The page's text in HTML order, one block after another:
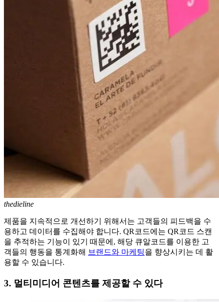
thedieline
제품을 지속적으로 개선하기 위해서는 고객들의 피드백을 수
용하고 데이터를 수집해야 합니다. QR코드에는 QR코드 스캔
을 추적하는 기능이 있기 때문에, 해당 큐알코드를 이용한 고
객들의 행동을 통계화해 브랜드와 마케팅을 향상시키는 데 활
용할 수 있습니다.
3. 멀티미디어 콘텐츠를 제공할 수 있다